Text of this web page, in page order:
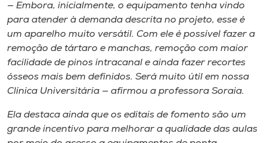
A+
A-
— Embora, inicialmente, o equipamento tenha vindo
para atender à demanda descrita no projeto, esse é
um aparelho muito versátil. Com ele é possível fazer a
remoção de tártaro e manchas, remoção com maior
facilidade de pinos intracanal e ainda fazer recortes
ósseos mais bem definidos. Será muito útil em nossa
Clínica Universitária — afirmou a professora Soraia.
Ela destaca ainda que os editais de fomento são um
grande incentivo para melhorar a qualidade das aulas